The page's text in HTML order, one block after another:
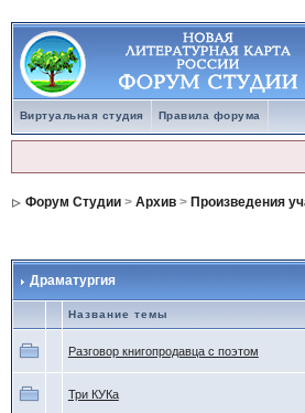
Виртуальная студия Правила форума
Форум Студии> Архив> Произведения
Драматургия
Название темы
Разговор книгопродавца с поэтом
Три КУКа